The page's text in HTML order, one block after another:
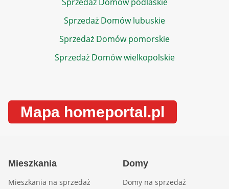
Sprzedaż Domów lubuskie
Sprzedaż Domów pomorskie
Sprzedaż Domów wielkopolskie
Mapa homeportal.pl
Mieszkania
Mieszkania na sprzedaż
Domy
Domy na sprzedaż